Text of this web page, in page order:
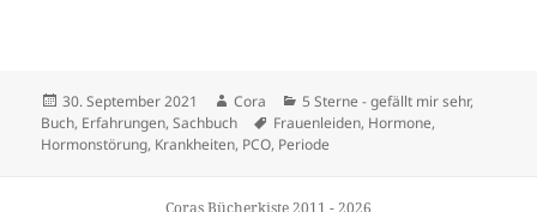
Veröffentlicht
am
30. September 2021 Autor
Cora Kategorien
5 Sterne - gefällt mir sehr,
Buch, Erfahrungen,Sachbuch Schlagwörter
Frauenleiden, Hormone,
Hormonstörung, Krankheiten, PCO, Periode